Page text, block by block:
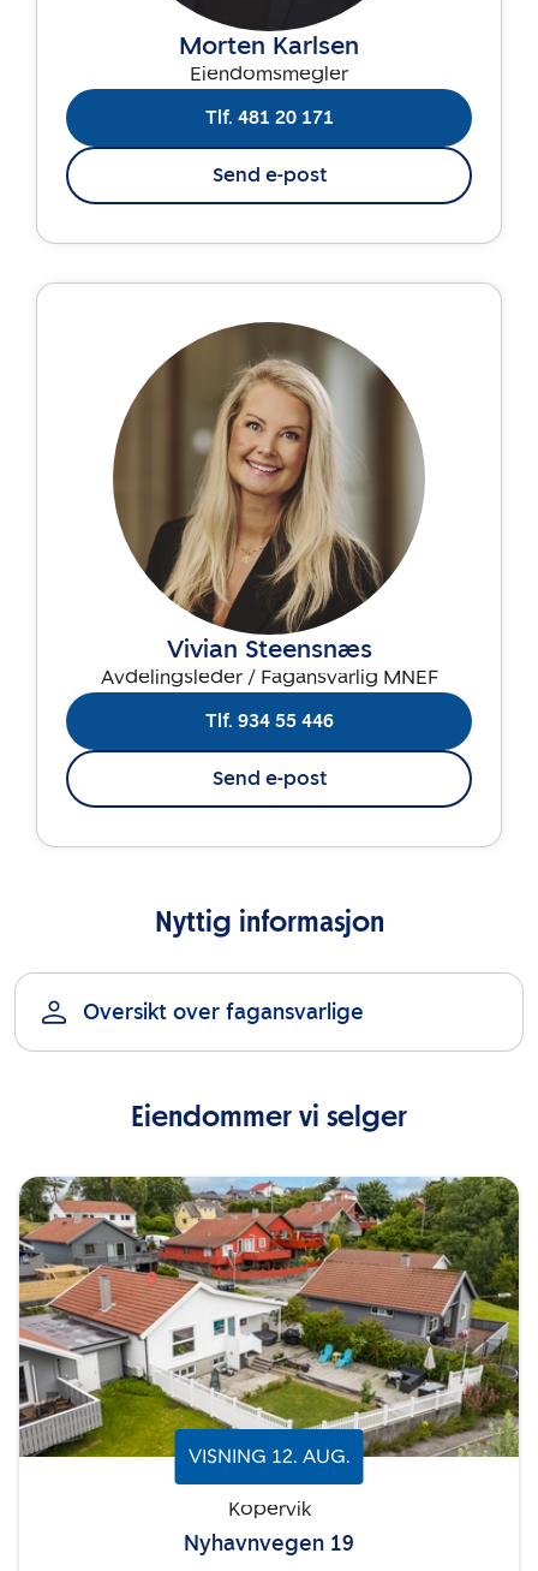
Morten Karlsen
Eiendomsmegler
Tlf. 481 20 171
Send e-post
Vivian Steensnæs
Avdelingsleder / Fagansvarlig MNEF
Tlf. 934 55 446
Send e-post
Nyttig informasjon
Oversikt over fagansvarlige
Eiendommer vi selger
VISNING 12. AUG.
Kopervik
Nyhavnvegen 19